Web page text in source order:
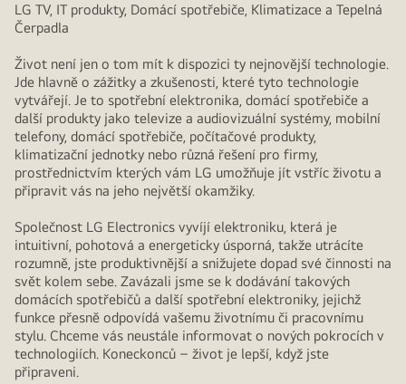
LG TV, IT produkty, Domácí spotřebiče, Klimatizace a Tepelná
Čerpadla
Život není jen o tom mít k dispozici ty nejnovější technologie.
Jde hlavně o zážitky a zkušenosti, které tyto technologie
vytvářejí. Je to spotřební elektronika, domácí spotřebiče a
další produkty jako televize a audiovizuální systémy, mobilní
telefony, domácí spotřebiče, počítačové produkty,
klimatizační jednotky nebo různá řešení pro firmy,
prostřednictvím kterých vám LG umožňuje jít vstříc životu a
připravit vás na jeho největší okamžiky.
Společnost LG Electronics vyvíjí elektroniku, která je
intuitivní, pohotová a energeticky úsporná, takže utrácíte
rozumně, jste produktivnější a snižujete dopad své činnosti na
svět kolem sebe. Zavázali jsme se k dodávání takových
domácích spotřebičů a další spotřební elektroniky, jejichž
funkce přesně odpovídá vašemu životnímu či pracovnímu
stylu. Chceme vás neustále informovat o nových pokrocích v
technologiích. Koneckonců – život je lepší, když jste
připraveni.